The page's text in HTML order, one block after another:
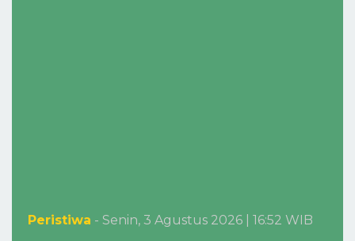
Peristiwa - Senin, 3 Agustus 2026 | 16:52 WIB